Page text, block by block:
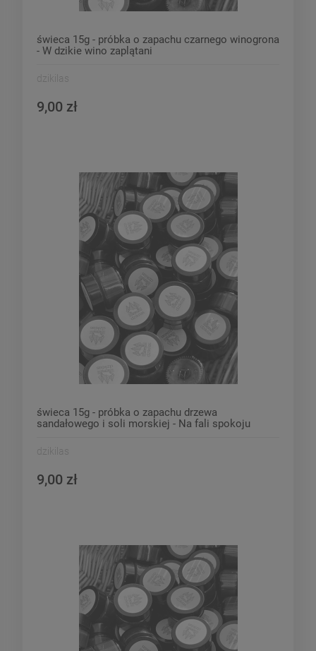
świeca 15g - próbka o zapachu czarnego winogrona
- W dzikie wino zaplątani
dzikilas
9,00 zł
świeca 15g - próbka o zapachu drzewa
sandałowego i soli morskiej - Na fali spokoju
dzikilas
9,00 zł